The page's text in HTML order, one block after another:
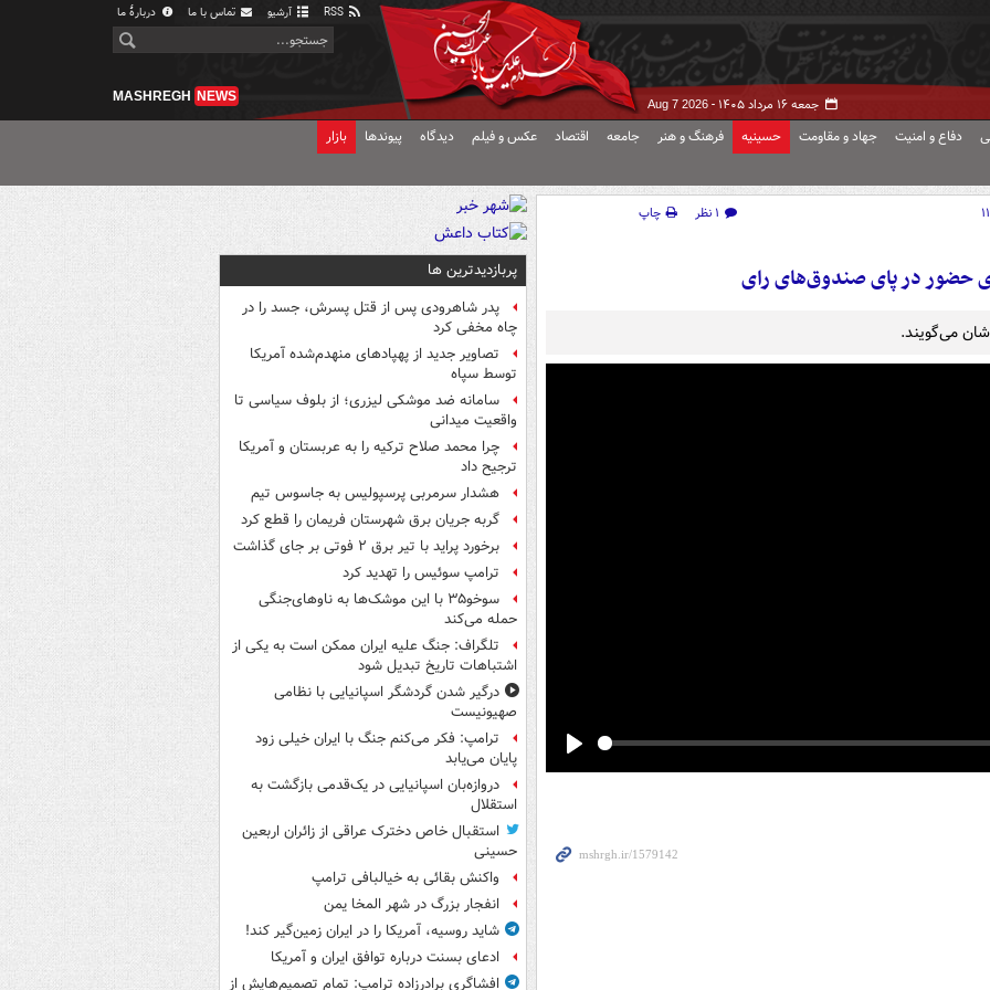
آرشیو تماس با ما دربارهٔ ما
جمعه ۱۶ مرداد ۱۴۰۵ - Aug 7 2026
MASHREGH NEWS
دفاع و امنیت جهاد و مقاومت حسینیه فرهنگ و هنر جامعه اقتصاد عکس و فیلم دیدگاه پیوندها بازار
۱ نظر
چاپ
حضور در پای صندوق‌های رای
می‌گویند.
پربازدیدترین ها
پدر شاهرودی پس از قتل پسرش، جسد را در
چاه مخفی کرد
تصاویر جدید از پهپادهای منهدم‌شده آمریکا
توسط سپاه
سامانه ضد موشکی لیزری؛ از بلوف سیاسی تا
واقعیت میدانی
چرا محمد صلاح ترکیه را به عربستان و آمریکا
ترجیح داد
هشدار سرمربی پرسپولیس به جاسوس تیم
گربه جریان برق شهرستان فریمان را قطع کرد
برخورد پراید با تیر برق ۲ فوتی بر جای گذاشت
ترامپ سوئیس را تهدید کرد
سوخو۳۵ با این موشک‌ها به ناوهای‌جنگی
حمله می‌کند
تلگراف: جنگ علیه ایران ممکن است به یکی از
اشتباهات تاریخ تبدیل شود
درگیر شدن گردشگر اسپانیایی با نظامی
صهیونیست
ترامپ: فکر می‌کنم جنگ با ایران خیلی زود
پایان می‌یابد
دروازه‌بان اسپانیایی در یک‌قدمی بازگشت به
استقلال
استقبال خاص دخترک عراقی از زائران اربعین
حسینی
واکنش بقائی به خیالبافی ترامپ
انفجار بزرگ در شهر المخا یمن
شاید روسیه، آمریکا را در ایران زمین‌گیر کند!
ادعای بسنت درباره توافق ایران و آمریکا
افشاگری برادرزاده ترامپ: تمام تصمیم‌هایش از